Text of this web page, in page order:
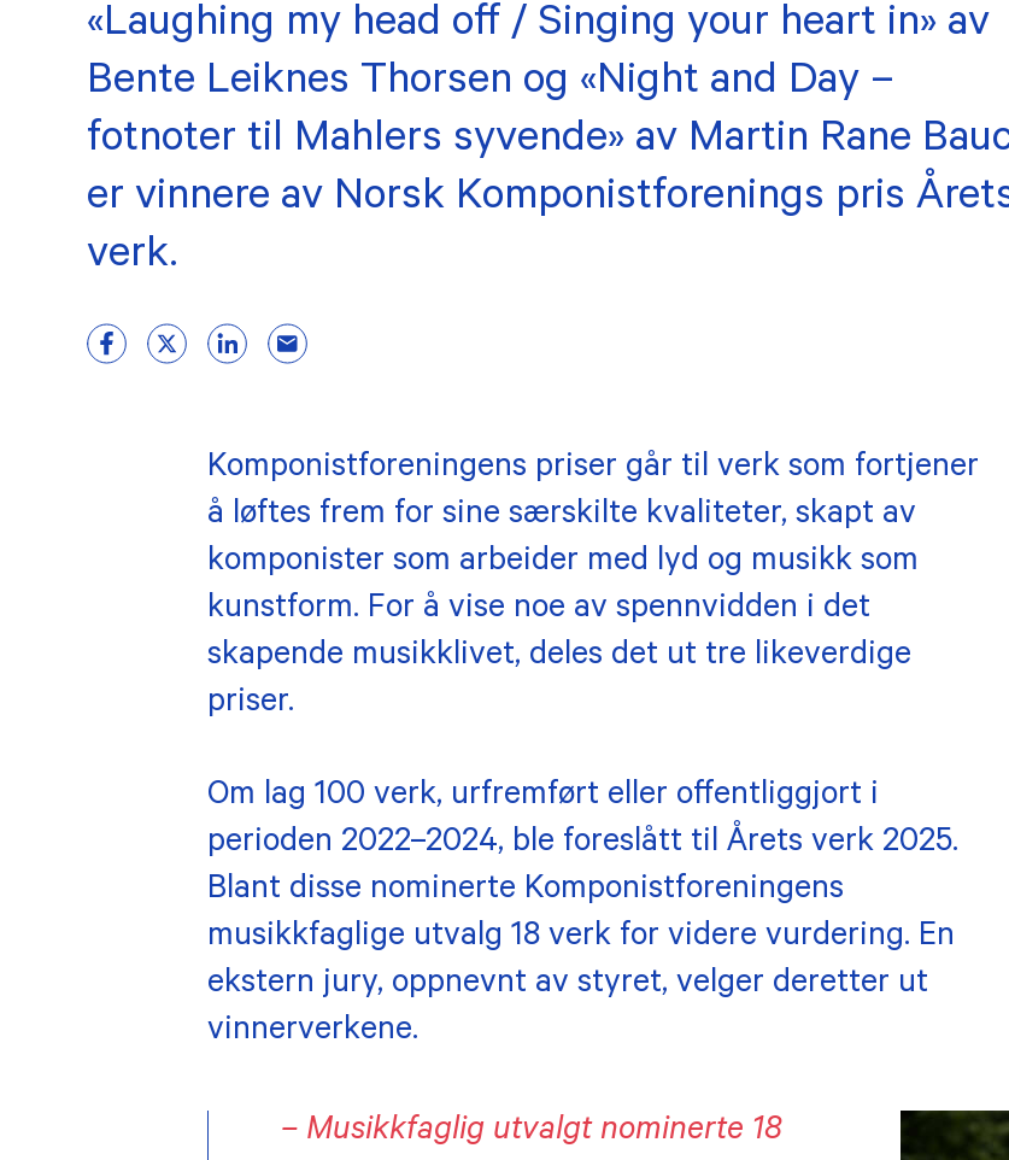
Logo NKF
«Laughing my head off / Singing your heart in» av
Bente Leiknes Thorsen og «Night and Day –
fotnoter til Mahlers syvende» av Martin Rane
er vinnere av Norsk Komponistforenings pris
verk.
Komponistforeningens priser går til verk som fortjener
å løftes frem for sine særskilte kvaliteter, skapt av
komponister som arbeider med lyd og musikk som
kunstform. For å vise noe av spennvidden i det
skapende musikklivet, deles det ut tre likeverdige
priser.
Om lag 100 verk, urfremført eller offentliggjort i
perioden 2022–2024, ble foreslått til Årets verk 2025.
Blant disse nominerte Komponistforeningens
musikkfaglige utvalg 18 verk for videre vurdering. En
ekstern jury, oppnevnt av styret, velger deretter ut
vinnerverkene.
– Musikkfaglig utvalgt nominerte 18